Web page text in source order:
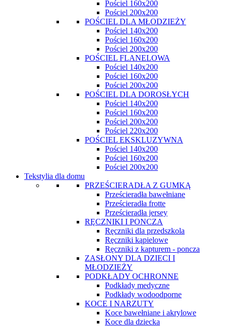
Pościel 160x200
Pościel 200x200
POŚCIEL DLA MŁODZIEŻY
Pościel 140x200
Pościel 160x200
Pościel 200x200
POŚCIEL FLANELOWA
Pościel 140x200
Pościel 160x200
Pościel 200x200
POŚCIEL DLA DOROSŁYCH
Pościel 140x200
Pościel 160x200
Pościel 200x200
Pościel 220x200
POŚCIEL EKSKLUZYWNA
Pościel 140x200
Pościel 160x200
Pościel 200x200
Tekstylia dla domu
PRZEŚCIERADŁA Z GUMKĄ
Prześcieradła bawełniane
Prześcieradła frotte
Prześcieradła jersey
RĘCZNIKI I PONCZA
Ręczniki dla przedszkola
Ręczniki kąpielowe
Ręczniki z kapturem - poncza
ZASŁONY DLA DZIECI I
MŁODZIEŻY
PODKŁADY OCHRONNE
Podkłady medyczne
Podkłady wodoodporne
KOCE I NARZUTY
Koce bawełniane i akrylowe
Koce dla dziecka